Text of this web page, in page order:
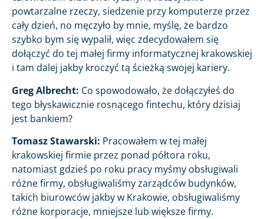
powtarzalne rzeczy, siedzenie przy komputerze przez
cały dzień, no męczyło by mnie, myślę, że bardzo
szybko bym się wypalił, więc zdecydowałem się
dołączyć do tej małej firmy informatycznej krakowskiej
i tam dalej jakby kroczyć tą ścieżką swojej kariery.
Greg Albrecht: Co spowodowało, że dołączyłeś do
tego błyskawicznie rosnącego fintechu, który dzisiaj
jest bankiem?
Tomasz Stawarski: Pracowałem w tej małej
krakowskiej firmie przez ponad półtora roku,
natomiast gdzieś po roku pracy myśmy obsługiwali
różne firmy, obsługiwaliśmy zarządców budynków,
takich biurowców jakby w Krakowie, obsługiwaliśmy
różne korporacje, mniejsze lub większe firmy.